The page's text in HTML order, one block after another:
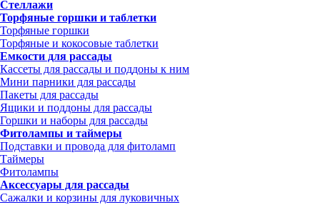
Стеллажи
Торфяные горшки и таблетки
Торфяные горшки
Торфяные и кокосовые таблетки
Емкости для рассады
Кассеты для рассады и поддоны к ним
Мини парники для рассады
Пакеты для рассады
Ящики и поддоны для рассады
Горшки и наборы для рассады
Фитолампы и таймеры
Подставки и провода для фитоламп
Таймеры
Фитолампы
Аксессуары для рассады
Сажалки и корзины для луковичных